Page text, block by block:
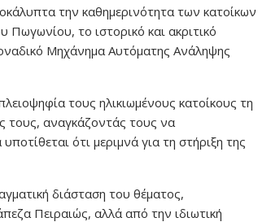
την καθημερινότητα των κατοίκων
το ιστορικό και ακριτικό
Μηχάνημα Αυτόματης Ανάληψης
τους ηλικιωμένους κατοίκους τη
τους, αναγκάζοντάς τους να
ότι μεριμνά για τη στήριξη της
διάσταση του θέματος,
Πειραιώς, αλλά από την ιδιωτική